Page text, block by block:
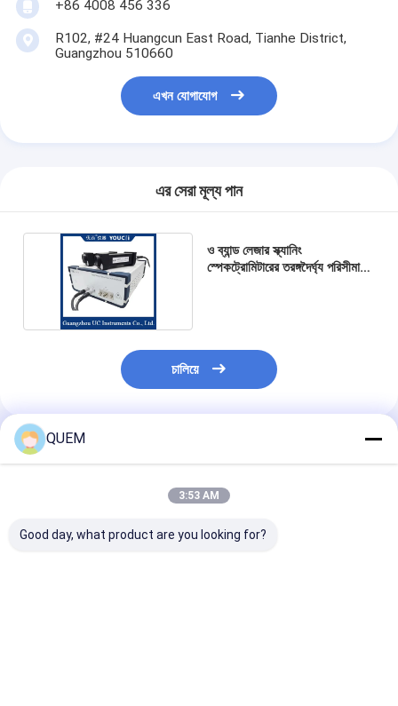
+86 4008 456 336
R102, #24 Huangcun East Road, Tianhe District,
Guangzhou 510660
এখন যোগাযোগ
এর সেরা মূল্য পান
ও ব্যান্ড লেজার স্ক্যানিং
স্পেকট্রোমিটারের তরঙ্গদৈর্ঘ্য পরিসীমা
চালিয়ে
প্রস্তাবিত পণ্য
QUEM
3:53 AM
Good day, what product are you looking for?